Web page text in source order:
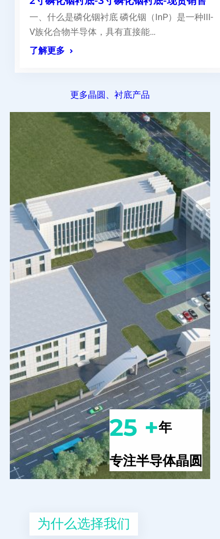
一、什么是磷化铟衬底 磷化铟（InP）是一种III-
V族化合物半导体，具有直接能…
了解更多
更多晶圆、衬底产品
25 +年
专注半导体晶圆
为什么选择我们